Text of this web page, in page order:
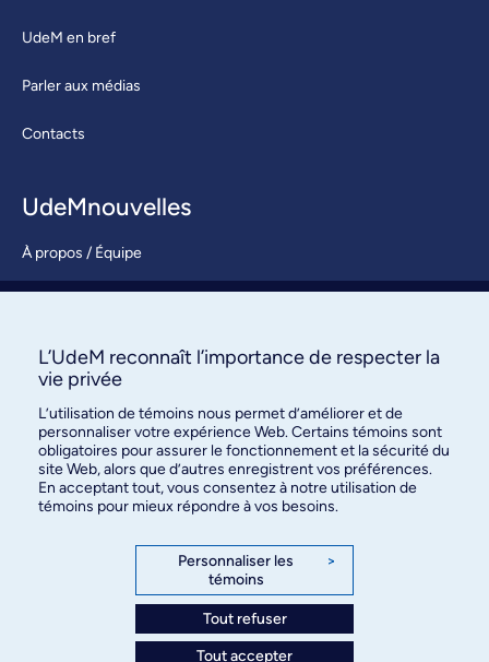
UdeM en bref
Parler aux médias
Contacts
UdeMnouvelles
À propos / Équipe
S’abonner
des relations publiques
3744, rue Jean-Brillant, bureau 490
Montréal (Québec) H3T 1P1
L’UdeM reconnaît l’importance de respecter la
vie privée
L’utilisation de témoins nous permet d’améliorer et de
personnaliser votre expérience Web. Certains témoins sont
obligatoires pour assurer le fonctionnement et la sécurité du
site Web, alors que d’autres enregistrent vos préférences.
En acceptant tout, vous consentez à notre utilisation de
témoins pour mieux répondre à vos besoins.
Personnaliser les
témoins
>
Tout refuser
Tout accepter